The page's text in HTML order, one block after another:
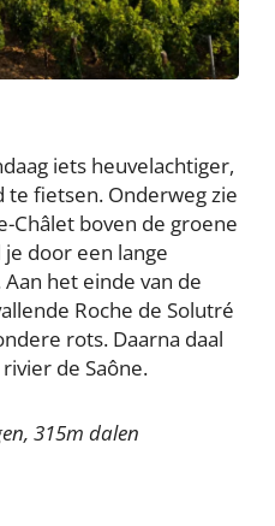
iets heuvelachtiger,
fietsen. Onderweg zie
Châlet boven de groene
door een lange
het einde van de
Roche de Solutré
rots. Daarna daal
de Saône.
315m dalen